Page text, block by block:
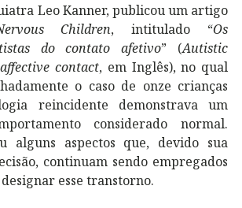
Leo Kanner, publicou um artigo
Children, intitulado “Os
do contato afetivo” (Autistic
contact, em Inglês), no qual
o caso de onze crianças
reincidente demonstrava um
considerado normal.
alguns aspectos que, devido sua
continuam sendo empregados
esse transtorno.